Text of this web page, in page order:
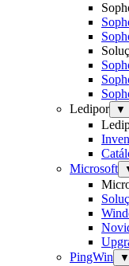
Ledipor
▼
Microsoft
PingWin
▼